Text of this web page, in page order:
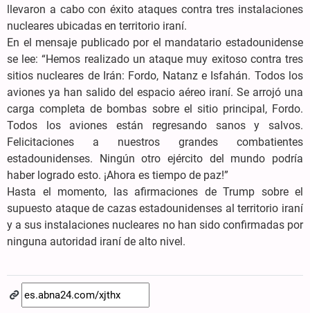
llevaron a cabo con éxito ataques contra tres instalaciones
nucleares ubicadas en territorio iraní.
En el mensaje publicado por el mandatario estadounidense
se lee: “Hemos realizado un ataque muy exitoso contra tres
sitios nucleares de Irán: Fordo, Natanz e Isfahán. Todos los
aviones ya han salido del espacio aéreo iraní. Se arrojó una
carga completa de bombas sobre el sitio principal, Fordo.
Todos los aviones están regresando sanos y salvos.
Felicitaciones a nuestros grandes combatientes
estadounidenses. Ningún otro ejército del mundo podría
haber logrado esto. ¡Ahora es tiempo de paz!”
Hasta el momento, las afirmaciones de Trump sobre el
supuesto ataque de cazas estadounidenses al territorio iraní
y a sus instalaciones nucleares no han sido confirmadas por
ninguna autoridad iraní de alto nivel.